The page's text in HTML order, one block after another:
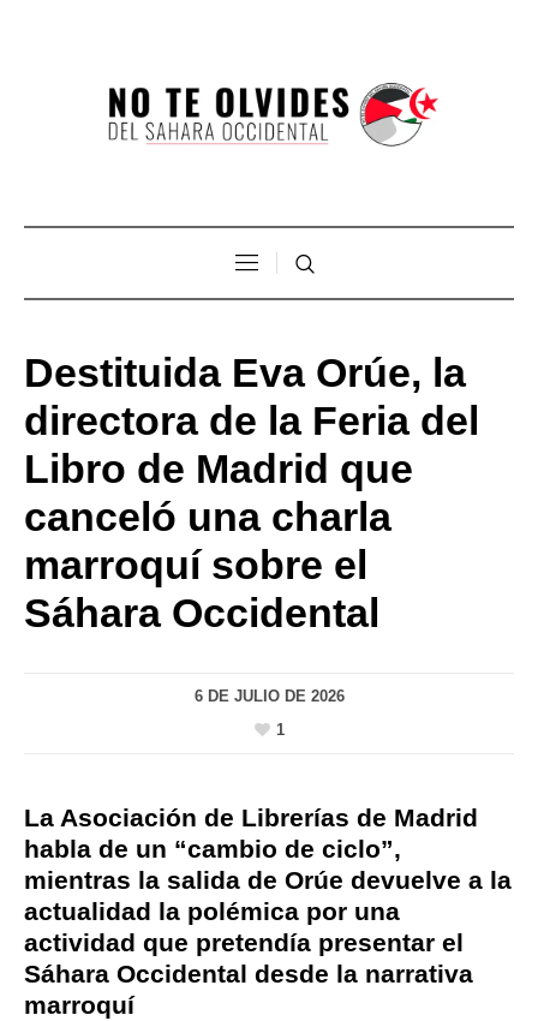
Destituida Eva Orúe, la
directora de la Feria del
Libro de Madrid que
canceló una charla
marroquí sobre el
Sáhara Occidental
6 DE JULIO DE 2026
1
La Asociación de Librerías de Madrid
habla de un “cambio de ciclo”,
mientras la salida de Orúe devuelve a la
actualidad la polémica por una
actividad que pretendía presentar el
Sáhara Occidental desde la narrativa
marroquí